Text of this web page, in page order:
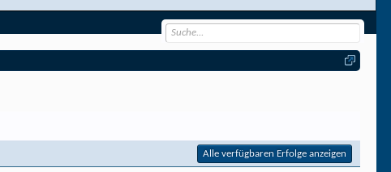
Alle verfügbaren Erfolge anzeigen